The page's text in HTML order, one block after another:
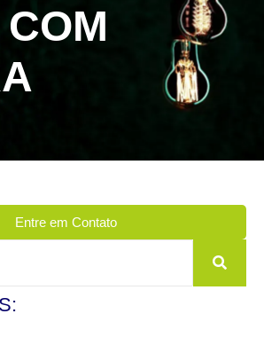
Entre em Contato